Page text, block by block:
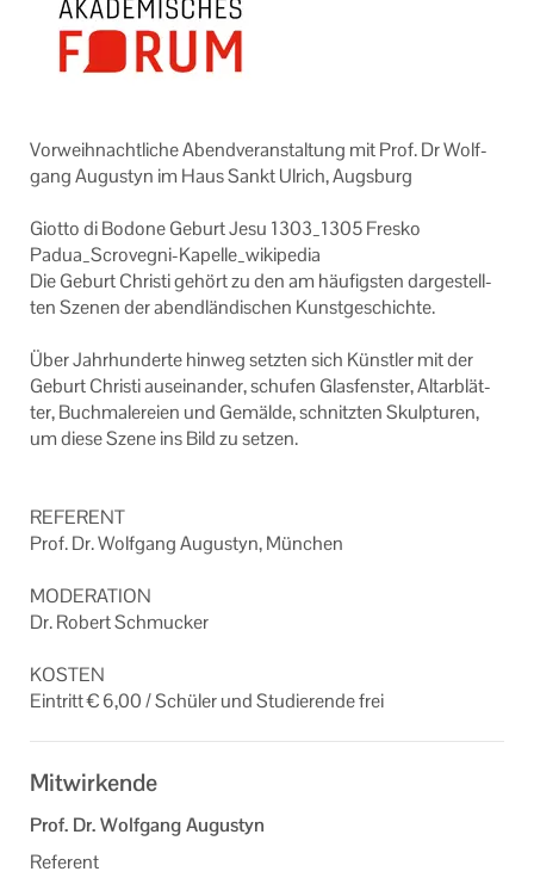
Vor­weih­nacht­li­che Abend­ver­an­stal­tung mit Prof. Dr Wolf­
gang Au­gus­tyn im Haus Sankt Ul­rich, Augs­burg
Giot­to di Bo­do­ne Ge­burt Jesu 1303_1305 Fres­ko
Padua_Scrovegni-​Kapelle_wikipedia
Die Ge­burt Chris­ti ge­hört zu den am häu­figs­ten dar­ge­stell­
ten Sze­nen der abend­län­di­schen Kunst­ge­schich­te.
Über Jahr­hun­der­te hin­weg setz­ten sich Künst­ler mit der
Ge­burt Chris­ti aus­ein­an­der, schu­fen Glas­fens­ter, Al­tar­blät­
ter, Buch­ma­le­rei­en und Ge­mäl­de, schnitz­ten Skulp­tu­ren,
um diese Szene ins Bild zu set­zen.
RE­FE­RENT
Prof. Dr. Wolf­gang Au­gus­tyn, Mün­chen
MO­DE­RA­TI­ON
Dr. Ro­bert Schmu­cker
KOS­TEN
Ein­tritt € 6,00 / Schü­ler und Stu­die­ren­de frei
Mitwirkende
Prof. Dr. Wolfgang Augustyn
Referent
Datenschutzerklärung
Impressum